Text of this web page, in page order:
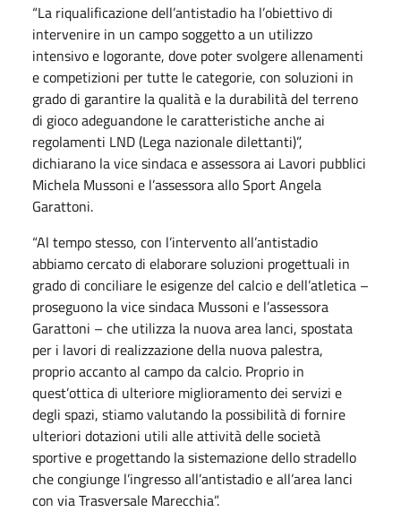
“La riqualificazione dell’antistadio ha l’obiettivo di
intervenire in un campo soggetto a un utilizzo
intensivo e logorante, dove poter svolgere allenamenti
e competizioni per tutte le categorie, con soluzioni in
grado di garantire la qualità e la durabilità del terreno
di gioco adeguandone le caratteristiche anche ai
regolamenti LND (Lega nazionale dilettanti)”,
dichiarano la vice sindaca e assessora ai Lavori pubblici
Michela Mussoni e l’assessora allo Sport Angela
Garattoni.
“Al tempo stesso, con l’intervento all’antistadio
abbiamo cercato di elaborare soluzioni progettuali in
grado di conciliare le esigenze del calcio e dell’atletica –
proseguono la vice sindaca Mussoni e l’assessora
Garattoni – che utilizza la nuova area lanci, spostata
per i lavori di realizzazione della nuova palestra,
proprio accanto al campo da calcio. Proprio in
quest’ottica di ulteriore miglioramento dei servizi e
degli spazi, stiamo valutando la possibilità di fornire
ulteriori dotazioni utili alle attività delle società
sportive e progettando la sistemazione dello stradello
che congiunge l’ingresso all’antistadio e all’area lanci
con via Trasversale Marecchia”.